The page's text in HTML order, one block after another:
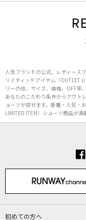
人気ブランドの公式、レディース
リミティッドアイテム（OUTLET
リーの他、サイズ、価格、OFF率
あなたのこだわり条件からアウト
ョーツが探せます。新着・人気・
LIMITED ITEM）ショーツ商品が満
初めての方へ